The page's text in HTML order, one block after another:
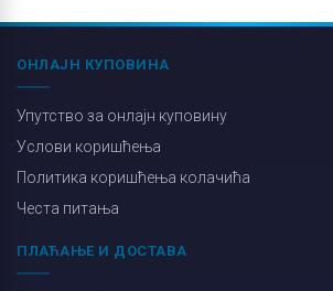
ОНЛАЈН КУПОВИНА
Упутство за онлајн куповину
Услови коришћења
Политика коришћења колачића
Честа питања
ПЛАЋАЊЕ И ДОСТАВА